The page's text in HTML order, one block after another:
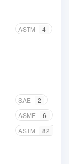
ASTM 4
SAE
2
ASME
6
ASTM
82